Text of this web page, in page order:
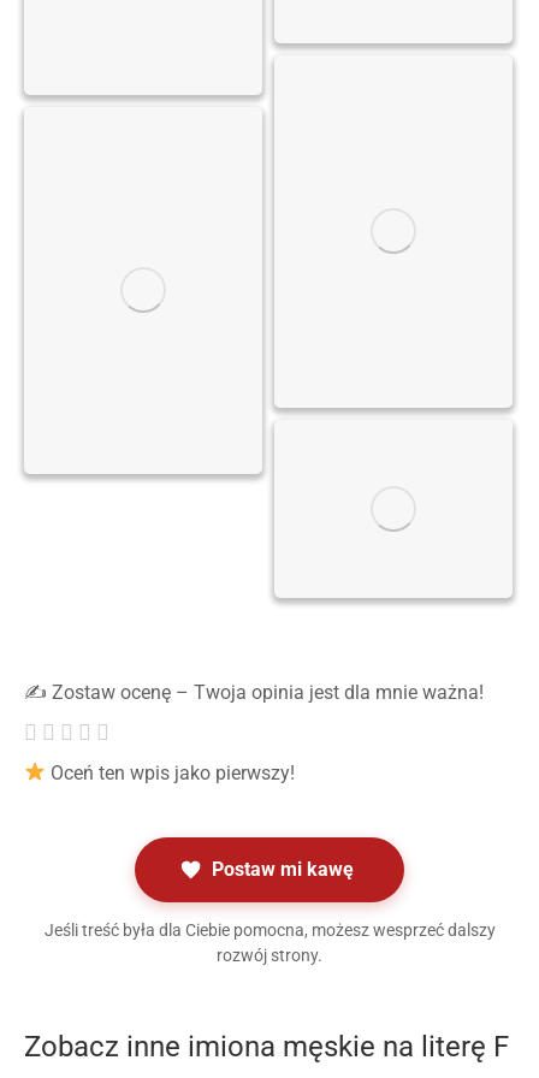
✍️ Zostaw ocenę – Twoja opinia jest dla mnie ważna!
Oceń ten wpis jako pierwszy!
Postaw mi kawę
Jeśli treść była dla Ciebie pomocna, możesz wesprzeć dalszy
rozwój strony.
Zobacz inne imiona męskie na literę F